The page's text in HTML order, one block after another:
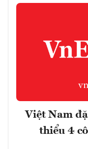
Việt Nam
thiểu 4